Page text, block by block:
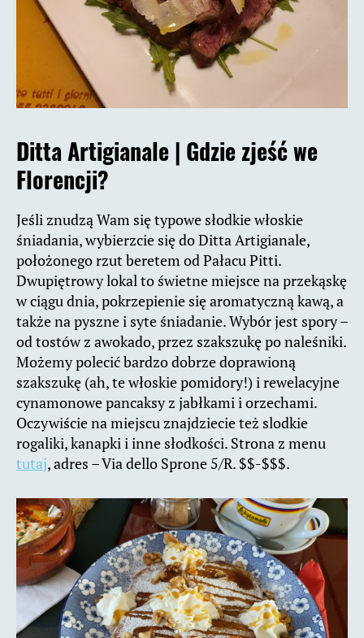
Ditta Artigianale | Gdzie zjeść we
Florencji?
Jeśli znudzą Wam się typowe słodkie włoskie
śniadania, wybierzcie się do Ditta Artigianale,
położonego rzut beretem od Pałacu Pitti.
Dwupiętrowy lokal to świetne miejsce na przekąskę
w ciągu dnia, pokrzepienie się aromatyczną kawą, a
także na pyszne i syte śniadanie. Wybór jest spory –
od tostów z awokado, przez szakszukę po naleśniki.
Możemy polecić bardzo dobrze doprawioną
szakszukę (ah, te włoskie pomidory!) i rewelacyjne
cynamonowe pancaksy z jabłkami i orzechami.
Oczywiście na miejscu znajdziecie też slodkie
rogaliki, kanapki i inne słodkości. Strona z menu
tutaj, adres – Via dello Sprone 5/R. $$-$$$.